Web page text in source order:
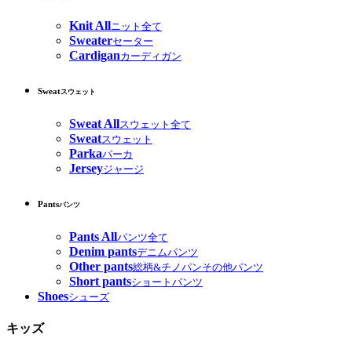
Knit Allニット全て
Sweaterセーター
Cardiganカーディガン
Sweatスウェット
Sweat Allスウェット全て
Sweatスウェット
Parkaパーカ
Jerseyジャージ
Pantsパンツ
Pants Allパンツ全て
Denim pantsデニムパンツ
Other pants総柄&チノパンその他パンツ
Short pantsショートパンツ
Shoesシューズ
キッズ